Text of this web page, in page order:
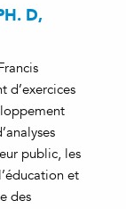
D,
d’exercices
public, les
et
des